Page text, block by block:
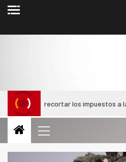
recortar los impuestos a la